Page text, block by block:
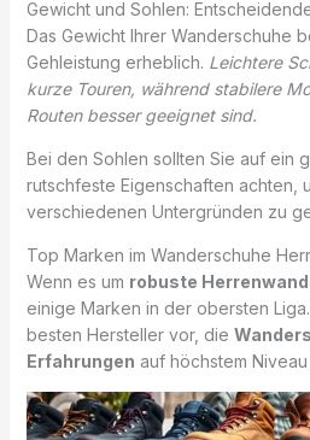
Gewicht und Sohlen:
Das Gewicht Ihrer Wanderschuhe
Gehleistung erheblich. Leichtere
kurze Touren, während stabilere
Routen besser geeignet sind.
Bei den Sohlen sollten Sie auf ein
rutschfeste Eigenschaften achten,
verschiedenen Untergründen zu
Top Marken im Wanderschuhe
Wenn es um robuste
einige Marken in der obersten
besten Hersteller vor, die
Erfahrungen auf höchstem